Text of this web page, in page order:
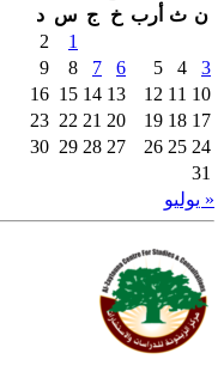
ن ث أرب خ ج س د
1
2
3
4
5
6
7
8
9
10
11
12
13
14
15
16
17
18
19
20
21
22
23
24
25
26
27
28
29
30
31
« يوليو